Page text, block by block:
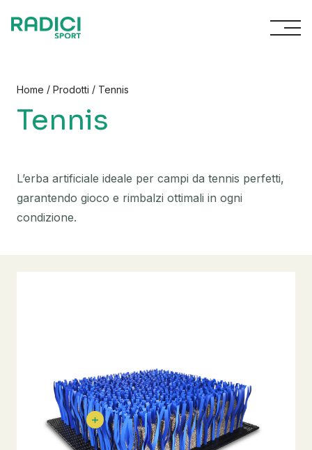
Home / Prodotti / Tennis
Tennis
L’erba artificiale ideale per campi da tennis perfetti,
garantendo gioco e rimbalzi ottimali in ogni
condizione.